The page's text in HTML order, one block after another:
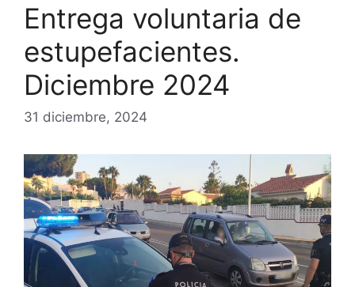
Entrega voluntaria de
estupefacientes.
Diciembre 2024
31 diciembre, 2024